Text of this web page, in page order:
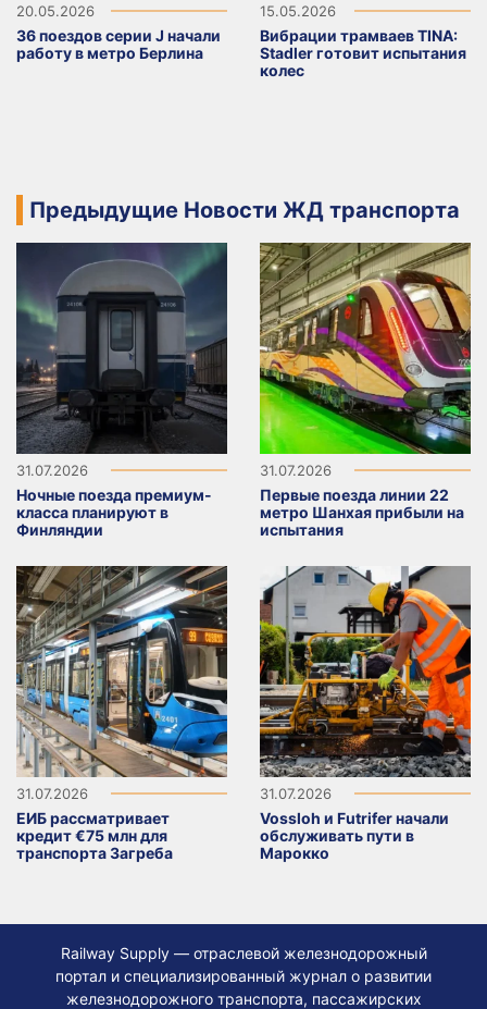
20.05.2026
36 поездов серии J начали
работу в метро Берлина
15.05.2026
Вибрации трамваев TINA:
Stadler готовит испытания
колес
Предыдущие Новости ЖД транспорта
31.07.2026
Ночные поезда премиум-
класса планируют в
Финляндии
31.07.2026
Первые поезда линии 22
метро Шанхая прибыли на
испытания
31.07.2026
ЕИБ рассматривает
кредит €75 млн для
транспорта Загреба
31.07.2026
Vossloh и Futrifer начали
обслуживать пути в
Марокко
Railway Supply — отраслевой железнодорожный
портал и специализированный журнал о развитии
железнодорожного транспорта, пассажирских